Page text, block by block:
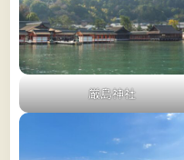
厳島神社